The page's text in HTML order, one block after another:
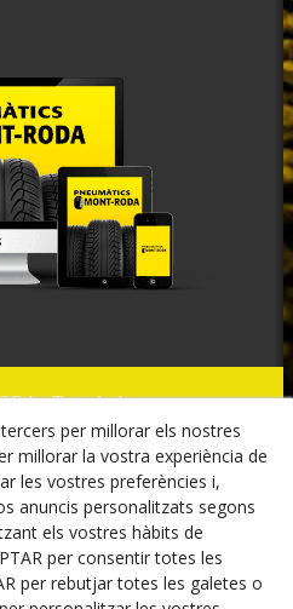
- Tots els drets reservats.
de Privacitat
de compra
desistiment
Cookies
per millorar els nostres
millorar la vostra experiència de
les vostres preferències i,
anuncis personalitzats segons
els vostres hàbits de
per consentir totes les
per rebutjar totes les galetes o